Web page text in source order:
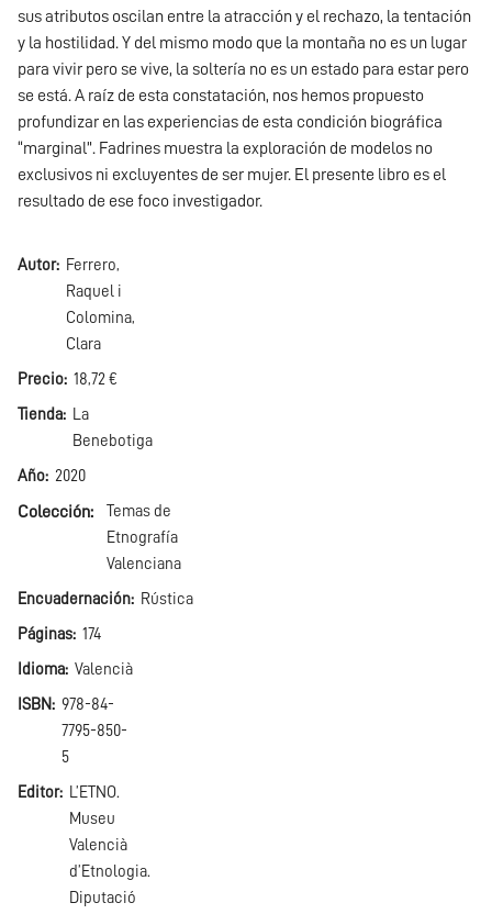
sus atributos oscilan entre la atracción y el rechazo, la tentación
y la hostilidad. Y del mismo modo que la montaña no es un lugar
para vivir pero se vive, la soltería no es un estado para estar pero
se está. A raíz de esta constatación, nos hemos propuesto
profundizar en las experiencias de esta condición biográfica
“marginal”. Fadrines muestra la exploración de modelos no
exclusivos ni excluyentes de ser mujer. El presente libro es el
resultado de ese foco investigador.
Autor
Ferrero,
Raquel i
Colomina,
Clara
Precio 18,72 €
Tienda
La
Benebotiga
Año 2020
Colección
Temas de
Etnografía
Valenciana
Encuadernación Rústica
Páginas 174
Idioma Valencià
ISBN
978-84-
7795-850-
5
Editor
L’ETNO.
Museu
Valencià
d’Etnologia.
Diputació